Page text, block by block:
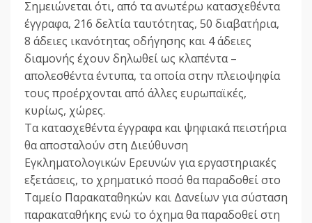
Σημειώνεται ότι, από τα ανωτέρω κατασχεθέντα
έγγραφα, 216 δελτία ταυτότητας, 50 διαβατήρια,
8 άδειες ικανότητας οδήγησης και 4 άδειες
διαμονής έχουν δηλωθεί ως κλαπέντα –
απολεσθέντα έντυπα, τα οποία στην πλειοψηφία
τους προέρχονται από άλλες ευρωπαϊκές,
κυρίως, χώρες.
Τα κατασχεθέντα έγγραφα και ψηφιακά πειστήρια
θα αποσταλούν στη Διεύθυνση
Εγκληματολογικών Ερευνών για εργαστηριακές
εξετάσεις, το χρηματικό ποσό θα παραδοθεί στο
Ταμείο Παρακαταθηκών και Δανείων για σύσταση
παρακαταθήκης ενώ το όχημα θα παραδοθεί στη